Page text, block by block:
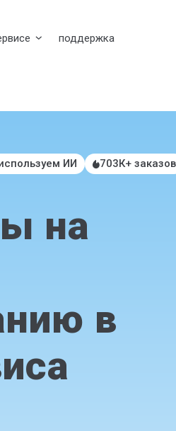
поддержка
ИИ 703К+ заказов
на
в